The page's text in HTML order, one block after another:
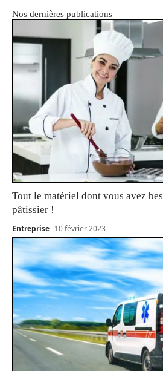
Nos dernières publications
Tout le matériel dont vous avez
pâtissier !
Entreprise 10 février 2023